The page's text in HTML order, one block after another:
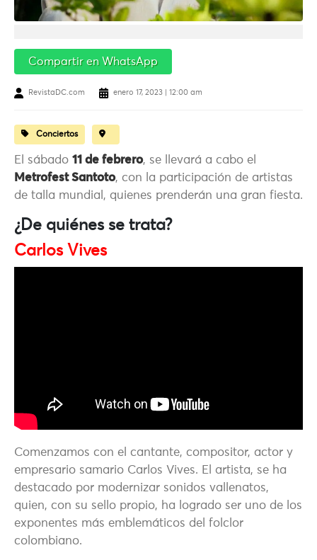
Compartir en WhatsApp
RevistaDC.com enero 17, 2023 | 12:00 am
Conciertos
El sábado 11 de febrero, se llevará a cabo el
Metrofest Santoto, con la participación de artistas
de talla mundial, quienes prenderán una gran fiesta.
¿De quiénes se trata?
Carlos Vives
Comenzamos con el cantante, compositor, actor y
empresario samario Carlos Vives. El artista, se ha
destacado por modernizar sonidos vallenatos,
quien, con su sello propio, ha logrado ser uno de los
exponentes más emblemáticos del folclor
colombiano.